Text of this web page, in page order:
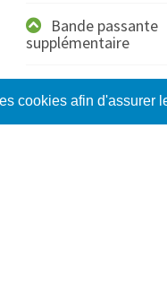
cookies afin d'assurer
Bande passante
supplémentaire
Vous utilisez votre